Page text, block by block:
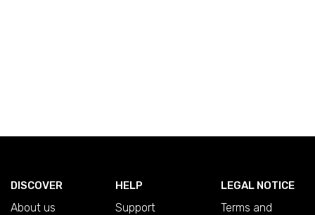
DISCOVER
About us
HELP
Support
LEGAL NOTICE
Terms and